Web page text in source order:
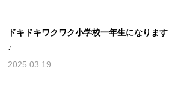
ドキドキワクワク小学校一年生になります
♪
2025.03.19